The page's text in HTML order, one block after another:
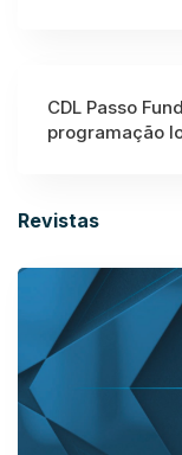
CDL Passo
programação
Revistas